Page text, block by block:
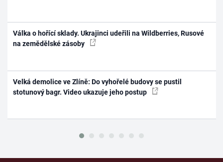
Válka o hořící sklady. Ukrajinci udeřili na Wildberries, Rusové
na zemědělské zásoby
Velká demolice ve Zlíně: Do vyhořelé budovy se pustil
stotunový bagr. Video ukazuje jeho postup